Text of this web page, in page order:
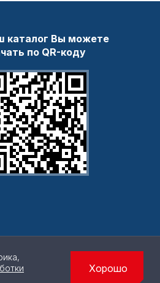
каталог Вы можете
по QR-коду
Хорошо